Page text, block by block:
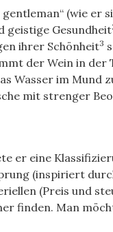
(wie er
geistige Gesundheit
ihrer Schönheit3
der Wein in der
Wasser im Mund
mit strenger
er eine
(inspiriert
(Preis und
finden. Man